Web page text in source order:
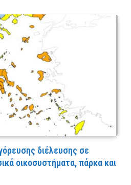
διέλευσης σε
οικοσυστήματα, πάρκα και